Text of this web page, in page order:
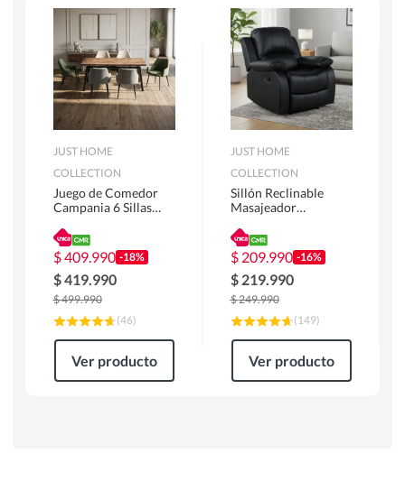
Escritorios y Sillas PC
Racks y Muebles TV
Alfombras
JUST HOME
COLLECTION
Juego de Comedor
Campania 6 Sillas
180 x 90 x 76 cm
Café
$409.990 -18%
$419.990
$499.990
(46)
Ver producto
JUST HOME
COLLECTION
Sillón Reclinable
Masajeador
Atlanta 91x101x94
cm Negro
$ 209.990 -16%
$ 219.990
$249.990
(149)
Ver producto